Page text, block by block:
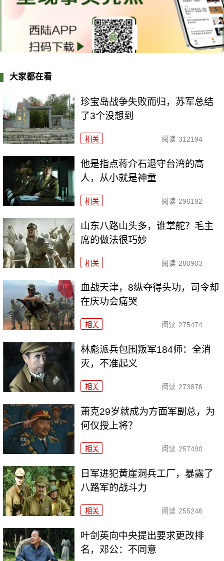
大家都在看
珍宝岛战争失败而归，苏军总结
了3个没想到
相关 阅读 312194
他是指点蒋介石退守台湾的高
人，从小就是神童
相关 阅读 296192
山东八路山头多，谁掌舵？毛主
席的做法很巧妙
相关 阅读 280903
血战天津，8纵夺得头功，司令却
在庆功会痛哭
相关 阅读 275474
林彪派兵包围叛军184师：全消
灭，不准起义
相关 阅读 273876
萧克29岁就成为方面军副总，为
何仅授上将？
相关 阅读 257490
日军进犯黄崖洞兵工厂，暴露了
八路军的战斗力
相关 阅读 255246
叶剑英向中央提出要求更改排
名，邓公：不同意